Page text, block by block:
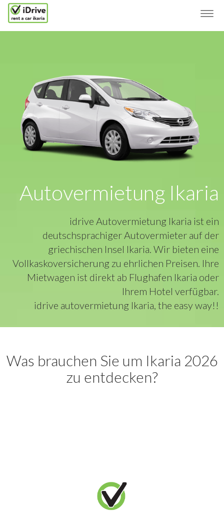
Autovermietung Ikaria
idrive Autovermietung Ikaria ist ein
deutschsprachiger Autovermieter auf der
griechischen Insel Ikaria. Wir bieten eine
Vollkaskoversicherung zu ehrlichen Preisen. Ihre
Mietwagen ist direkt ab Flughafen Ikaria oder
Ihrem Hotel verfügbar.
idrive autovermietung Ikaria, the easy way!!
Was brauchen Sie um Ikaria 2026
zu entdecken?